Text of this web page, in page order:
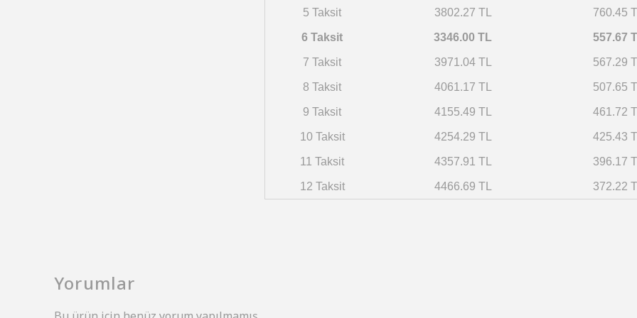
5 Taksit 3802.27 TL 760.45
6 Taksit 3346.00 TL 557.67
7 Taksit 3971.04 TL 567.29
8 Taksit 4061.17 TL 507.65
9 Taksit 4155.49 TL 461.72
10 Taksit 4254.29 TL 425.43
11 Taksit 4357.91 TL 396.17
12 Taksit 4466.69 TL 372.22
Yorumlar